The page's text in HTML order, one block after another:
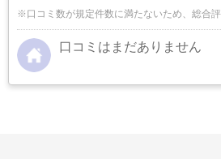
※口コミ数が規定件数に満たないため、総合評
口コミはまだありません